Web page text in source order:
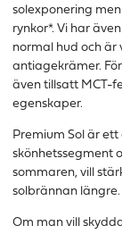
solexponering
rynkor*. Vi har
normal hud och är
antiagekrämer.
även tillsatt MCT-
egenskaper.
Premium Sol är
skönhetssegment
sommaren, vill
solbrännan längre.
Om man vill